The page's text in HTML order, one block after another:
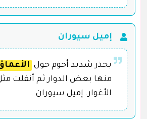
إميل سيوران
بحذر شديد أحوم حول
منها بعض الدوار ثم أنفلت
الأغوار. إميل سيوران